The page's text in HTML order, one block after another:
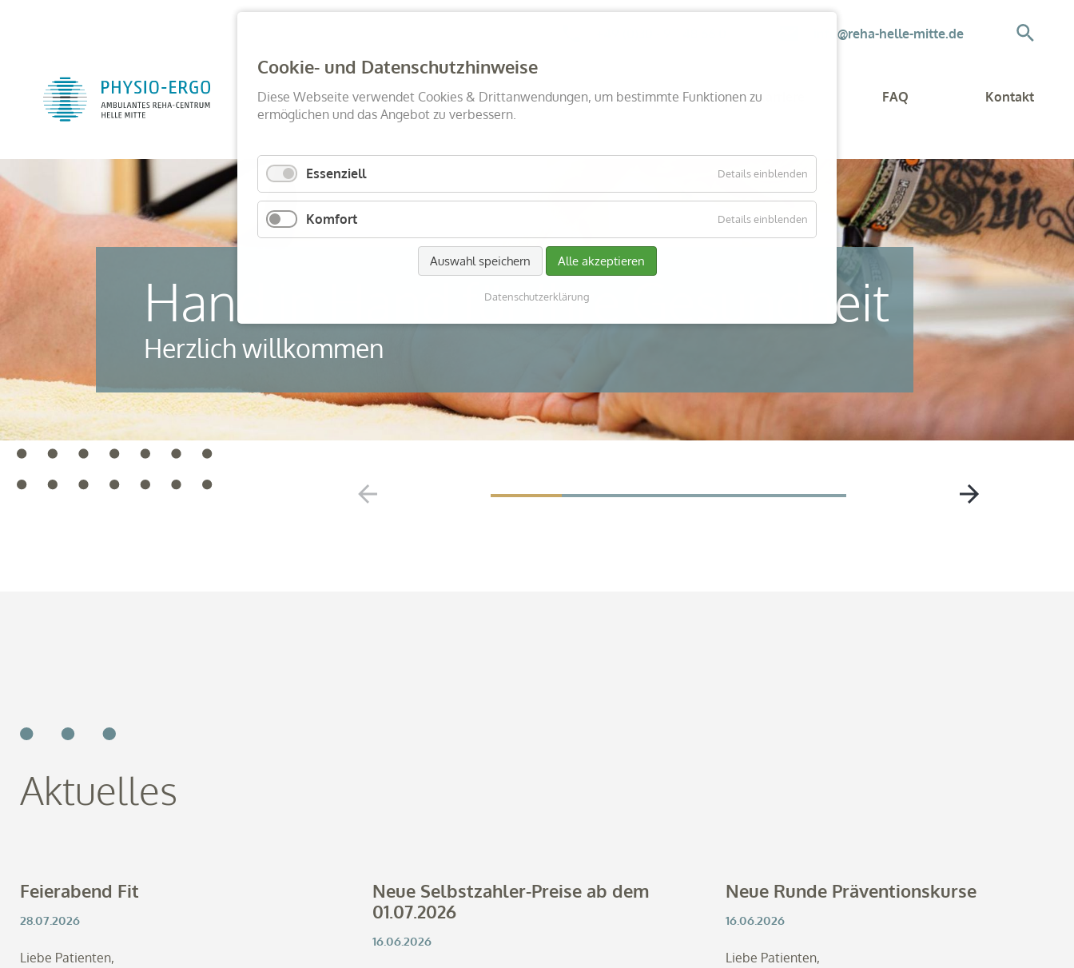
Cookie- und Datenschutzhinweise
Diese Webseite verwendet Cookies & Drittanwendungen, um bestimmte Funktionen zu
ermöglichen und das Angebot zu verbessern.
Essenziell Details einblenden
Komfort Details einblenden
Auswahl speichern Alle akzeptieren
Datenschutz­erklärung
info@reha-helle-mitte.de
Navigation
überspringen
Aktuelles Über uns Leistungs­spektrum Karriere FAQ Kontakt
Hand in Hand für Ihre Gesundheit
Herzlich willkommen
Aktuelles
Feierabend Fit
28.07.2026
Liebe Patienten,
Neue Selbstzahler-Preise ab dem
01.07.2026
16.06.2026
Neue Runde Präventionskurse
16.06.2026
Liebe Patienten,